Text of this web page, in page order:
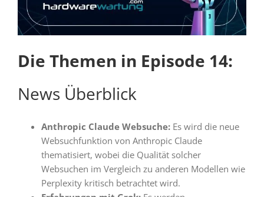
Die Themen in Episode 14:
News Überblick
Anthropic Claude Websuche: Es wird die neue
Websuchfunktion von Anthropic Claude
thematisiert, wobei die Qualität solcher
Websuchen im Vergleich zu anderen Modellen wie
Perplexity kritisch betrachtet wird.